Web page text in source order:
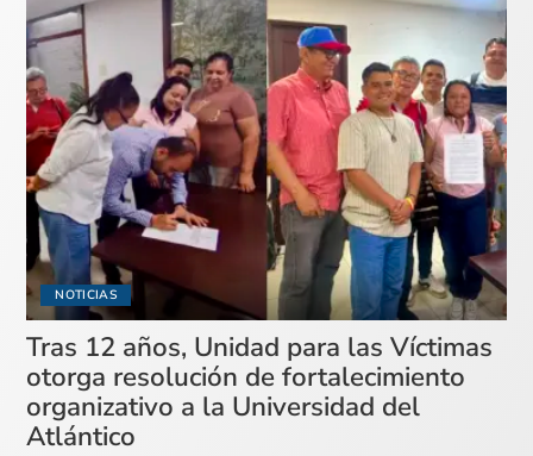
NOTICIAS
Tras 12 años, Unidad para las Víctimas
otorga resolución de fortalecimiento
organizativo a la Universidad del
Atlántico